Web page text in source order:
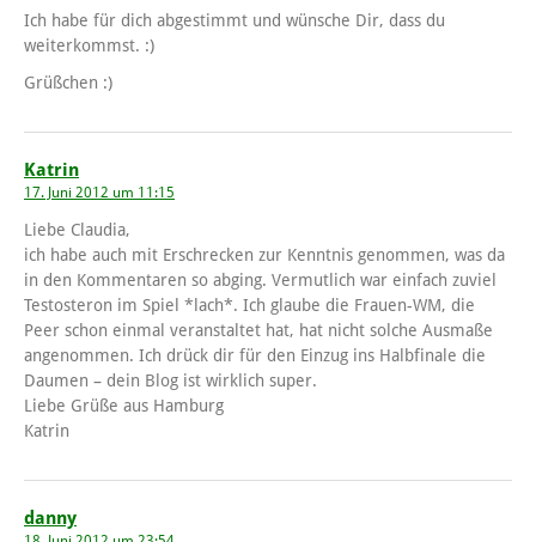
Ich habe für dich abgestimmt und wünsche Dir, dass du
weiterkommst. :)
Grüßchen :)
Katrin
17. Juni 2012 um 11:15
Liebe Claudia,
ich habe auch mit Erschrecken zur Kenntnis genommen, was da
in den Kommentaren so abging. Vermutlich war einfach zuviel
Testosteron im Spiel *lach*. Ich glaube die Frauen-WM, die
Peer schon einmal veranstaltet hat, hat nicht solche Ausmaße
angenommen. Ich drück dir für den Einzug ins Halbfinale die
Daumen – dein Blog ist wirklich super.
Liebe Grüße aus Hamburg
Katrin
danny